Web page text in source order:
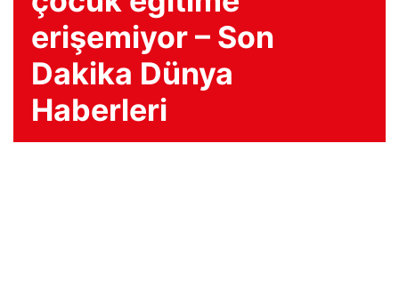
erişemiyor – Son
Dakika Dünya
Haberleri